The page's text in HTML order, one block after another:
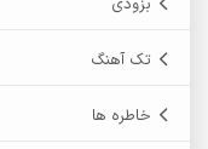
بزودی
تک آهنگ
خاطره ها